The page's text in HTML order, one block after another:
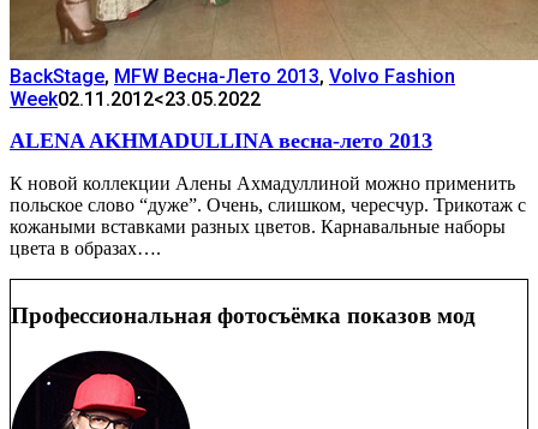
BackStage, MFW Весна-Лето 2013, Volvo Fashion
Week02.11.2012<23.05.2022
ALENA AKHMADULLINA весна-лето 2013
К новой коллекции Алены Ахмадуллиной можно применить
польское слово “дуже”. Очень, слишком, чересчур. Трикотаж с
кожаными вставками разных цветов. Карнавальные наборы
цвета в образах….
Профессиональная фотосъёмка показов мод